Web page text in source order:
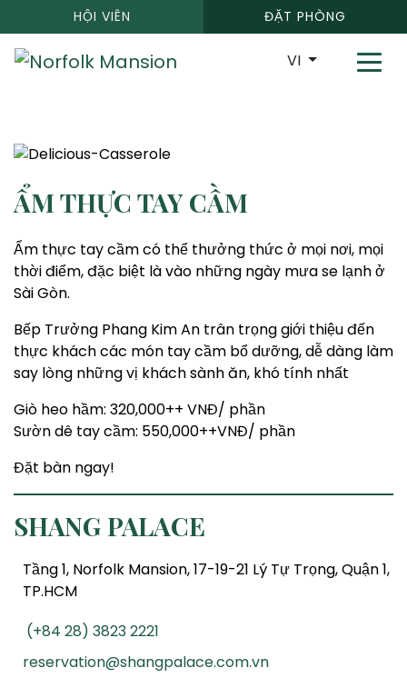
HỘI VIÊN ĐẶT PHÒNG
VI
ẨM THỰC TAY CẦM
Ẩm thực tay cầm có thể thưởng thức ở mọi nơi, mọi
thời điểm, đặc biệt là vào những ngày mưa se lạnh ở
Sài Gòn.
Bếp Trưởng Phang Kim An trân trọng giới thiệu đến
thực khách các món tay cầm bổ dưỡng, dễ dàng làm
say lòng những vị khách sành ăn, khó tính nhất
Giò heo hầm: 320,000++ VNĐ/ phần
Sườn dê tay cầm: 550,000++VNĐ/ phần
Đặt bàn ngay!
SHANG PALACE
Tầng 1, Norfolk Mansion, 17-19-21 Lý Tự Trọng, Quận 1,
TP.HCM
(+84 28) 3823 2221
reservation@shangpalace.com.vn